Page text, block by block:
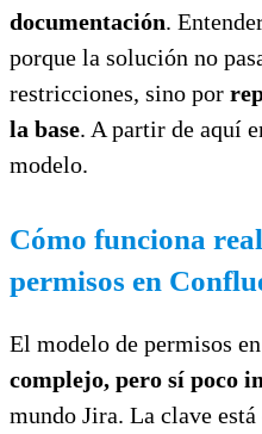
documentación.
porque la solución no
restricciones, sino por
la base. A partir de aquí
modelo.
Cómo funciona
permisos en
El modelo de permisos
complejo, pero sí poco
mundo Jira. La clave está